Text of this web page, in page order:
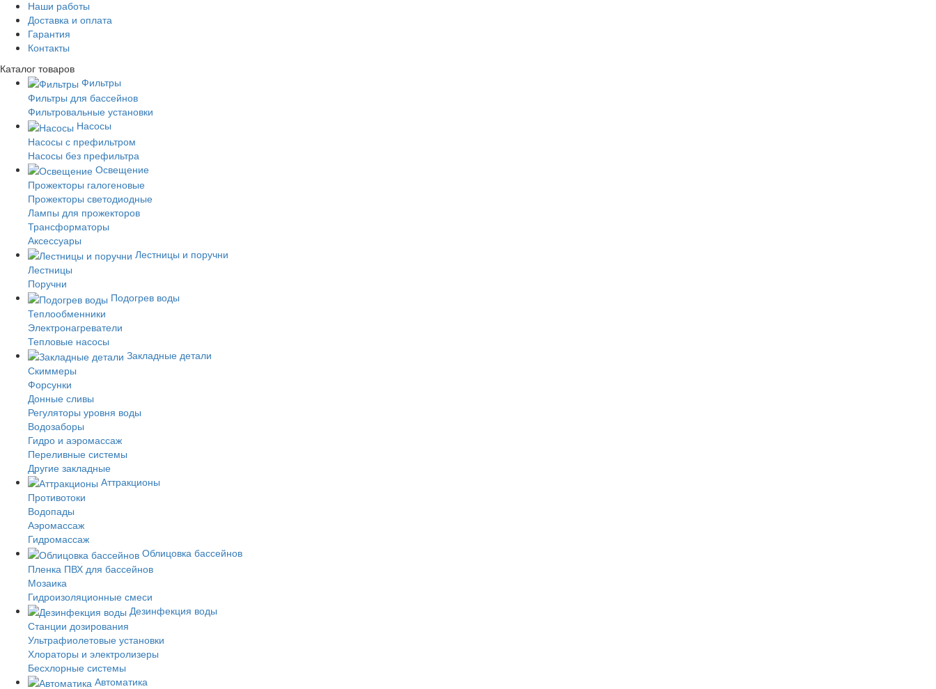
Наши работы
Доставка и оплата
Гарантия
Контакты
Каталог товаров
Фильтры
Фильтры для бассейнов
Фильтровальные установки
Насосы
Насосы с префильтром
Насосы без префильтра
Освещение
Прожекторы галогеновые
Прожекторы светодиодные
Лампы для прожекторов
Трансформаторы
Аксессуары
Лестницы и поручни
Лестницы
Поручни
Подогрев воды
Теплообменники
Электронагреватели
Тепловые насосы
Закладные детали
Скиммеры
Форсунки
Донные сливы
Регуляторы уровня воды
Водозаборы
Гидро и аэромассаж
Переливные системы
Другие закладные
Аттракционы
Противотоки
Водопады
Аэромассаж
Гидромассаж
Облицовка бассейнов
Пленка ПВХ для бассейнов
Мозаика
Гидроизоляционные смеси
Дезинфекция воды
Станции дозирования
Ультрафиолетовые установки
Хлораторы и электролизеры
Бесхлорные системы
Автоматика